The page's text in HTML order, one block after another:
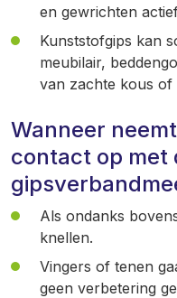
en gewrichten
Kunststofgips kan
meubilair,
van zachte kous of
Wanneer
contact op met
Als ondanks
knellen.
Vingers of tenen
geen verbetering